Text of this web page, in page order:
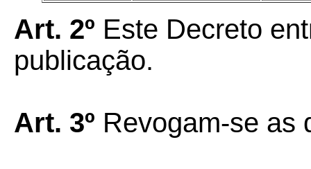
Art. 2º Este Decreto
publicação.
Art. 3º Revogam-se as